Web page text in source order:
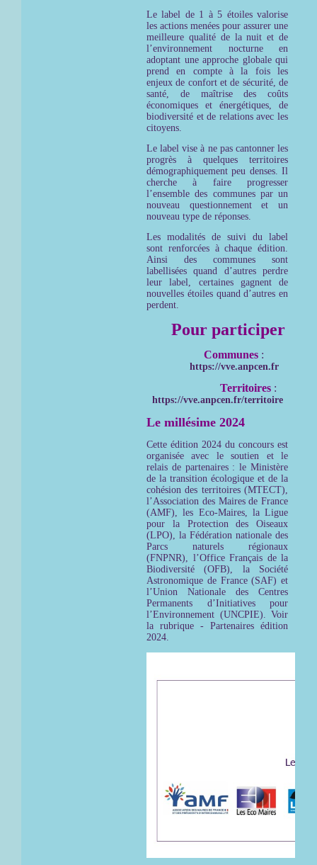
Le label de 1 à 5 étoiles valorise
les actions menées pour assurer une
meilleure qualité de la nuit et de
l’environnement nocturne en
adoptant une approche globale qui
prend en compte à la fois les
enjeux de confort et de sécurité, de
santé, de maîtrise des coûts
économiques et énergétiques, de
biodiversité et de relations avec les
citoyens.
Le label vise à ne pas cantonner les
progrès à quelques territoires
démographiquement peu denses. Il
cherche à faire progresser
l’ensemble des communes par un
nouveau questionnement et un
nouveau type de réponses.
Les modalités de suivi du label
sont renforcées à chaque édition.
Ainsi des communes sont
labellisées quand d’autres perdre
leur label, certaines gagnent de
nouvelles étoiles quand d’autres en
perdent.
Pour participer
Communes :
https://vve.anpcen.fr
Territoires :
https://vve.anpcen.fr/territoire
Le millésime 2024
Cette édition 2024 du concours est
organisée avec le soutien et le
relais de partenaires : le Ministère
de la transition écologique et de la
cohésion des territoires (MTECT),
l’Association des Maires de France
(AMF), les Eco-Maires, la Ligue
pour la Protection des Oiseaux
(LPO), la Fédération nationale des
Parcs naturels régionaux
(FNPNR), l’Office Français de la
Biodiversité (OFB), la Société
Astronomique de France (SAF) et
l’Union Nationale des Centres
Permanents d’Initiatives pour
l’Environnement (UNCPIE). Voir
la rubrique - Partenaires édition
2024.